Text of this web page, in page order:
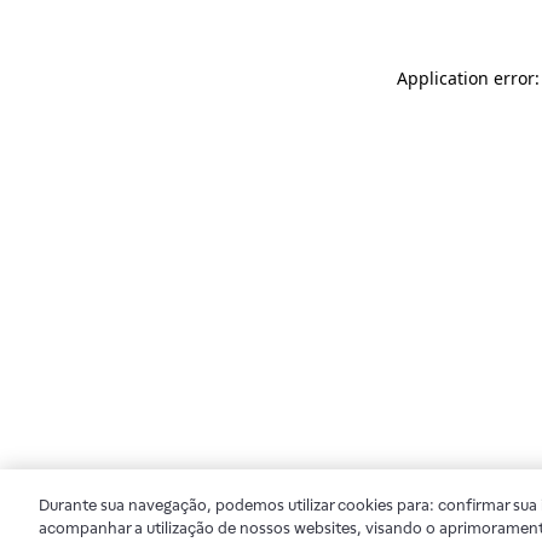
Application
Durante sua navegação, podemos utilizar cookies para: confirmar
acompanhar a utilização de nossos websites, visando o